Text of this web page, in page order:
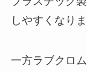
しやすくなりま
一方ラブクロ